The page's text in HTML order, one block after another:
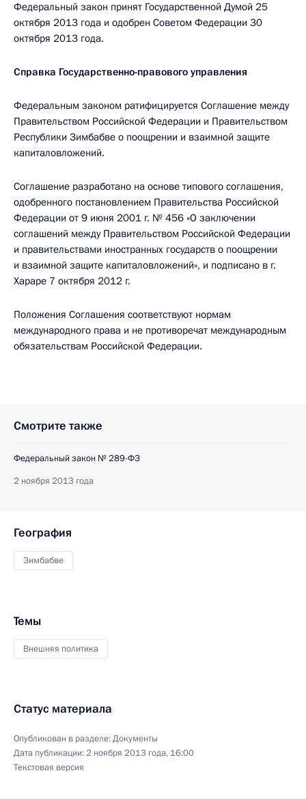
Федеральный закон принят Государственной Думой 25
октября 2013 года и одобрен Советом Федерации 30
октября 2013 года.
Справка Государственно-правового управления
Федеральным законом ратифицируется Соглашение между
Правительством Российской Федерации и Правительством
Республики Зимбабве о поощрении и взаимной защите
капиталовложений.
Соглашение разработано на основе типового соглашения,
одобренного постановлением Правительства Российской
Федерации от 9 июня 2001 г. № 456 «О заключении
соглашений между Правительством Российской Федерации
и правительствами иностранных государств о поощрении
и взаимной защите капиталовложений», и подписано в г.
Хараре 7 октября 2012 г.
Положения Соглашения соответствуют нормам
международного права и не противоречат международным
обязательствам Российской Федерации.
Смотрите также
Федеральный закон № 289-ФЗ
2 ноября 2013 года
География
Зимбабве
Темы
Внешняя политика
Статус материала
Опубликован в разделе:Документы
Дата публикации:2 ноября 2013 года, 16:00
Текстовая версия